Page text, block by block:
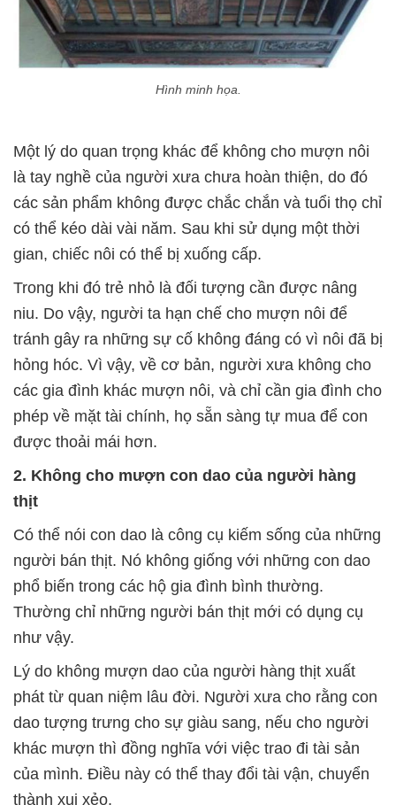
Hình minh họa.
Một lý do quan trọng khác để không cho mượn nôi
là tay nghề của người xưa chưa hoàn thiện, do đó
các sản phẩm không được chắc chắn và tuổi thọ chỉ
có thể kéo dài vài năm. Sau khi sử dụng một thời
gian, chiếc nôi có thể bị xuống cấp.
Trong khi đó trẻ nhỏ là đối tượng cần được nâng
niu. Do vậy, người ta hạn chế cho mượn nôi để
tránh gây ra những sự cố không đáng có vì nôi đã bị
hỏng hóc. Vì vậy, về cơ bản, người xưa không cho
các gia đình khác mượn nôi, và chỉ cần gia đình cho
phép về mặt tài chính, họ sẵn sàng tự mua để con
được thoải mái hơn.
2. Không cho mượn con dao của người hàng
thịt
Có thể nói con dao là công cụ kiếm sống của những
người bán thịt. Nó không giống với những con dao
phổ biến trong các hộ gia đình bình thường.
Thường chỉ những người bán thịt mới có dụng cụ
như vậy.
Lý do không mượn dao của người hàng thịt xuất
phát từ quan niệm lâu đời. Người xưa cho rằng con
dao tượng trưng cho sự giàu sang, nếu cho người
khác mượn thì đồng nghĩa với việc trao đi tài sản
của mình. Điều này có thể thay đổi tài vận, chuyển
thành xui xẻo.